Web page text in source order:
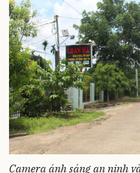
Camera ánh sáng an ninh